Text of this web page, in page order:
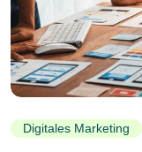
Digitales Marketing